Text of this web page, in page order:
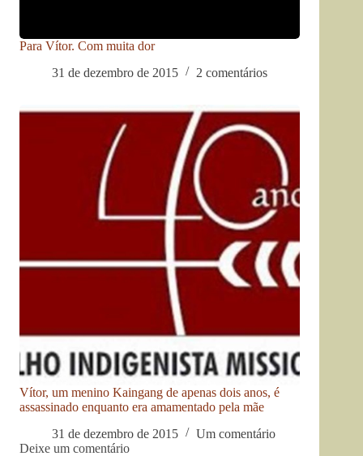
Para Vítor. Com muita dor
31 de dezembro de 2015
2 comentários
Vítor, um menino Kaingang de apenas dois anos, é
assassinado enquanto era amamentado pela mãe
31 de dezembro de 2015
Um comentário
Deixe um comentário